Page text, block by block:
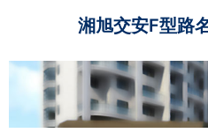
湘旭交安F型路